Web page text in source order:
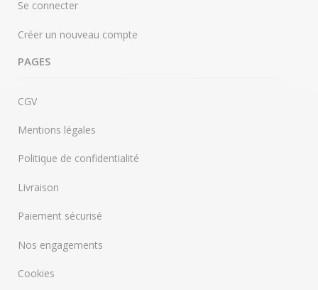
Se connecter
Créer un nouveau compte
PAGES
CGV
Mentions légales
Politique de confidentialité
Livraison
Paiement sécurisé
Nos engagements
Cookies